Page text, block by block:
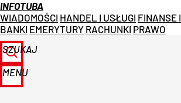
INFOTUBA
WIADOMOŚCI HANDEL I USŁUGI FINANSE I
BANKI EMERYTURY RACHUNKI PRAWO
SZUKAJ
MENU